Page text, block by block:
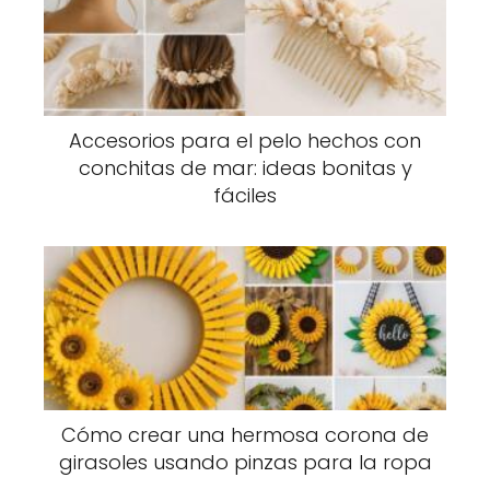
Accesorios para el pelo hechos con
conchitas de mar: ideas bonitas y
fáciles
Cómo crear una hermosa corona de
girasoles usando pinzas para la ropa